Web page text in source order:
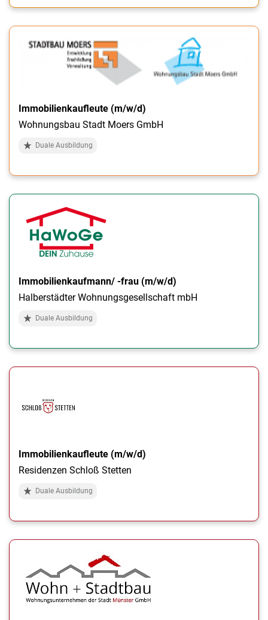
Immobilienkaufleute (m/w/d)
Wohnungsbau Stadt Moers GmbH
Duale Ausbildung
Immobilienkaufmann/ -frau (m/w/d)
Halberstädter Wohnungsgesellschaft mbH
Duale Ausbildung
Immobilienkaufleute (m/w/d)
Residenzen Schloß Stetten
Duale Ausbildung